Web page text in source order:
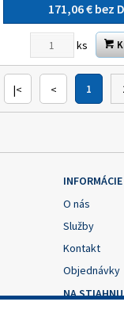
171,06 € bez
ks
|< < 1
INFORMÁCIE
O nás
Služby
Kontakt
Objednávky
NA